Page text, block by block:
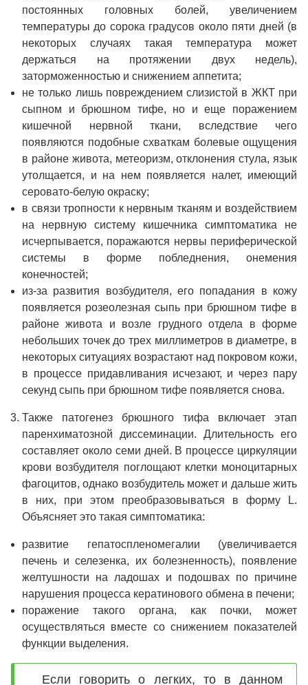
постоянных головных болей, увеличением
температуры до сорока градусов около пяти дней (в
некоторых случаях такая температура может
держаться на протяжении двух недель),
заторможенностью и снижением аппетита;
не только лишь повреждением слизистой в ЖКТ при
сыпном и брюшном тифе, но и еще поражением
кишечной нервной ткани, вследствие чего
появляются подобные схваткам болевые ощущения
в районе живота, метеоризм, отклонения стула, язык
утолщается, и на нем появляется налет, имеющий
серовато-белую окраску;
в связи тропности к нервным тканям и воздействием
на нервную систему кишечника симптоматика не
исчерпывается, поражаются нервы периферической
системы в форме побледнения, онемения
конечностей;
из-за развития возбудителя, его попадания в кожу
появляется розеолезная сыпь при брюшном тифе в
районе живота и возле грудного отдела в форме
небольших точек до трех миллиметров в диаметре, в
некоторых ситуациях возрастают над покровом кожи,
в процессе придавливания исчезают, и через пару
секунд сыпь при брюшном тифе появляется снова.
Также патогенез брюшного тифа включает этап
паренхиматозной диссеминации. Длительность его
составляет около семи дней. В процессе циркуляции
крови возбудителя поглощают клетки моноцитарных
фагоцитов, однако возбудитель может и дальше жить
в них, при этом преобразовываться в форму L.
Объясняет это такая симптоматика:
развитие гепатоспленомегалии (увеличивается
печень и селезенка, их болезненность), появление
желтушности на ладошах и подошвах по причине
нарушения процесса кератинового обмена в печени;
поражение такого органа, как почки, может
осуществляться вместе со снижением показателей
функции выделения.
Если говорить о легких, то в данном